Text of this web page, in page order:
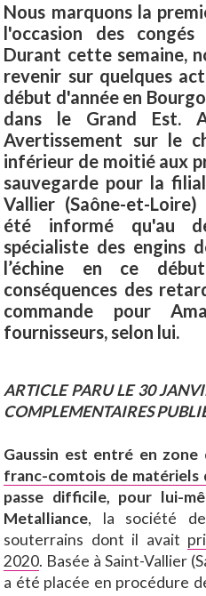
Nous marquons la
l'occasion des
Durant cette semaine,
revenir sur quelques
début d'année en
dans le Grand Est.
Avertissement sur le
inférieur de moitié aux
sauvegarde pour la
Vallier (Saône-et-
été informé qu'au
spécialiste des engins
l’échine en ce
conséquences des
commande pour
fournisseurs, selon lui.
ARTICLE PARU LE 30
COMPLEMENTAIRES
Gaussin est entré en zone
franc-comtois de matériels
passe difficile, pour lui-
Metalliance, la société
souterrains dont il avait
2020. Basée à Saint-Vallier
a été placée en procédure